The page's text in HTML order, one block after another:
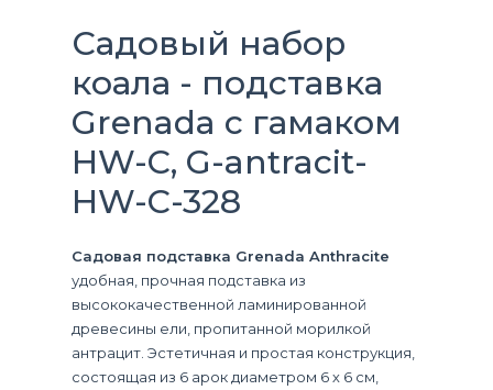
Садовый набор
коала - подставка
Grenada с гамаком
HW-C, G-antracit-
HW-C-328
Садовая подставка Grenada Anthracite
удобная, прочная подставка из
высококачественной ламинированной
древесины ели, пропитанной морилкой
антрацит. Эстетичная и простая конструкция,
состоящая из 6 арок диаметром 6 х 6 см,